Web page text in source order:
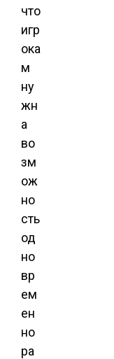
что
игр
ока
м
ну
жн
а
во
зм
ож
но
сть
од
но
вр
ем
ен
но
ра